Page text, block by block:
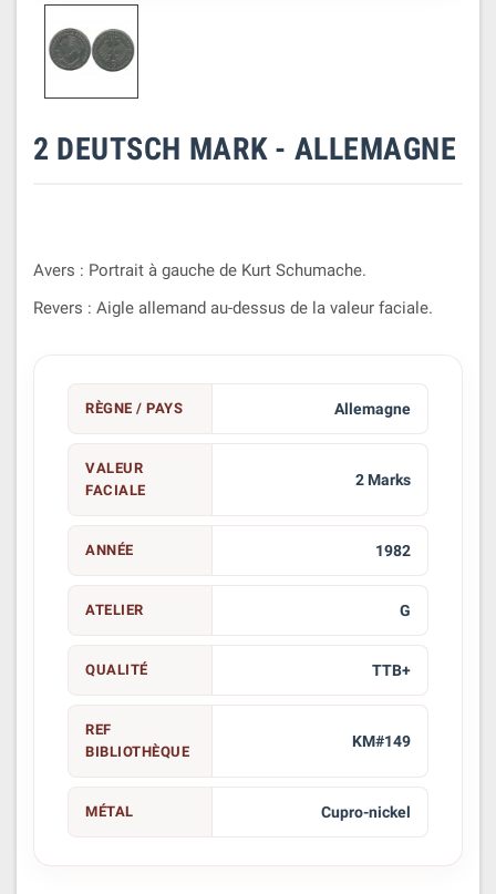
2 DEUTSCH MARK - ALLEMAGNE
Avers : Portrait à gauche de Kurt Schumache.
Revers : Aigle allemand au-dessus de la valeur faciale.
RÈGNE / PAYS Allemagne
VALEUR
FACIALE
2 Marks
ANNÉE 1982
ATELIER G
QUALITÉ TTB+
REF
BIBLIOTHÈQUE
KM#149
MÉTAL Cupro-nickel